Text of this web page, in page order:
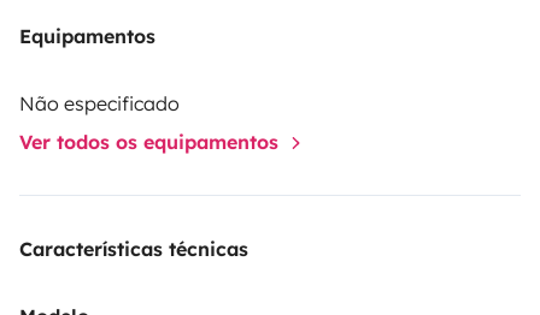
Equipamentos
Não especificado
Ver todos os equipamentos
Características técnicas